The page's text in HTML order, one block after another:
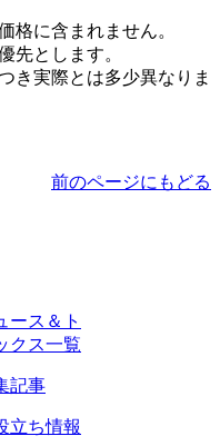
格に含まれません。
先とします。
き実際とは多少異なりま
前のページにもどる
ース＆ト
クス一覧
記事
立ち情報